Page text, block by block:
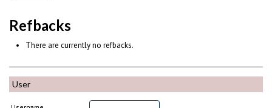
User
Refbacks
There are currently no refbacks.